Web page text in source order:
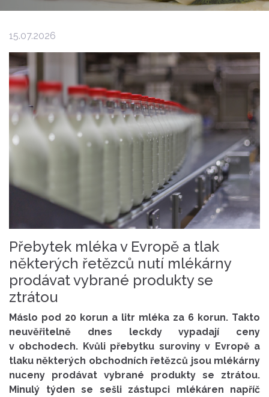
15.07.2026
Přebytek mléka v Evropě a tlak
některých řetězců nutí mlékárny
prodávat vybrané produkty se
ztrátou
Máslo pod 20 korun a litr mléka za 6 korun. Takto
neuvěřitelně dnes leckdy vypadají ceny
v obchodech. Kvůli přebytku suroviny v Evropě a
tlaku některých obchodních řetězců jsou mlékárny
nuceny prodávat vybrané produkty se ztrátou.
Minulý týden se sešli zástupci mlékáren napříč